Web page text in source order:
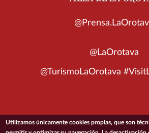
@LaOrotava
@TurismoLaOrotava
© 2026 Ayuntamiento de la Villa
Utilizamos únicamente cookies propias, que son